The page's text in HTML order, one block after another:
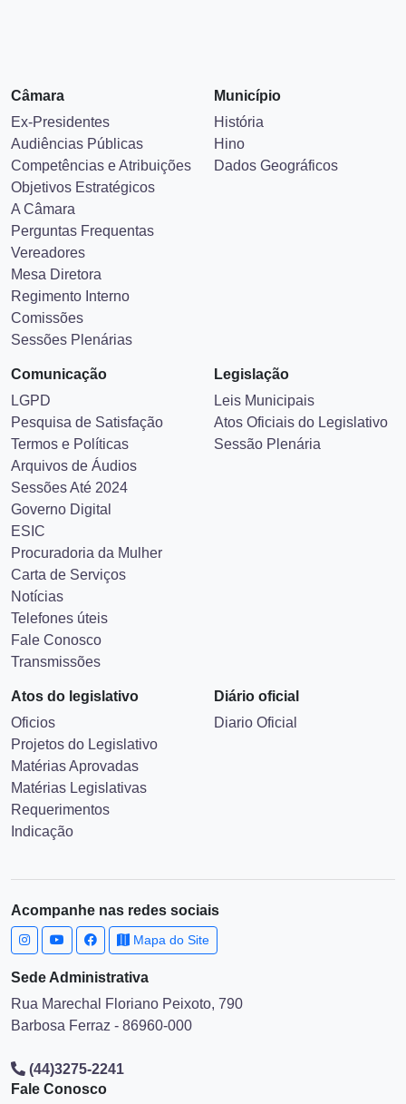
Câmara
Ex-Presidentes
Audiências Públicas
Competências e Atribuições
Objetivos Estratégicos
A Câmara
Perguntas Frequentas
Vereadores
Mesa Diretora
Regimento Interno
Comissões
Sessões Plenárias
Município
História
Hino
Dados Geográficos
Comunicação
LGPD
Pesquisa de Satisfação
Termos e Políticas
Arquivos de Áudios
Sessões Até 2024
Governo Digital
ESIC
Procuradoria da Mulher
Carta de Serviços
Notícias
Telefones úteis
Fale Conosco
Transmissões
Legislação
Leis Municipais
Atos Oficiais do Legislativo
Sessão Plenária
Atos do legislativo
Oficios
Projetos do Legislativo
Matérias Aprovadas
Matérias Legislativas
Requerimentos
Indicação
Diário oficial
Diario Oficial
Acompanhe nas redes sociais
Mapa do Site
Sede Administrativa
Rua Marechal Floriano Peixoto, 790
Barbosa Ferraz - 86960-000
(44)3275-2241
Fale Conosco